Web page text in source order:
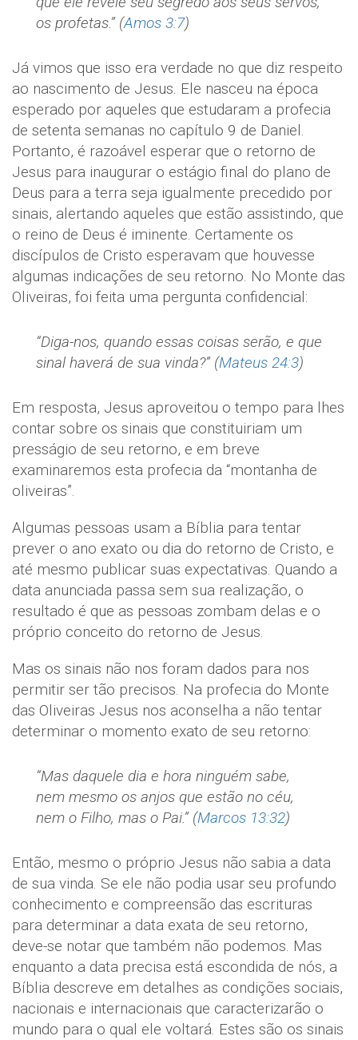
os profetas.” (Amos 3:7)
Já vimos que isso era verdade no que diz respeito
ao nascimento de Jesus. Ele nasceu na época
esperado por aqueles que estudaram a profecia
de setenta semanas no capítulo 9 de Daniel.
Portanto, é razoável esperar que o retorno de
Jesus para inaugurar o estágio final do plano de
Deus para a terra seja igualmente precedido por
sinais, alertando aqueles que estão assistindo, que
o reino de Deus é iminente. Certamente os
discípulos de Cristo esperavam que houvesse
algumas indicações de seu retorno. No Monte das
Oliveiras, foi feita uma pergunta confidencial:
“Diga-nos, quando essas coisas serão, e que
sinal haverá de sua vinda?” (Mateus 24:3)
Em resposta, Jesus aproveitou o tempo para lhes
contar sobre os sinais que constituiriam um
presságio de seu retorno, e em breve
examinaremos esta profecia da “montanha de
oliveiras”.
Algumas pessoas usam a Bíblia para tentar
prever o ano exato ou dia do retorno de Cristo, e
até mesmo publicar suas expectativas. Quando a
data anunciada passa sem sua realização, o
resultado é que as pessoas zombam delas e o
próprio conceito do retorno de Jesus.
Mas os sinais não nos foram dados para nos
permitir ser tão precisos. Na profecia do Monte
das Oliveiras Jesus nos aconselha a não tentar
determinar o momento exato de seu retorno:
“Mas daquele dia e hora ninguém sabe,
nem mesmo os anjos que estão no céu,
nem o Filho, mas o Pai.” (Marcos 13:32)
Então, mesmo o próprio Jesus não sabia a data
de sua vinda. Se ele não podia usar seu profundo
conhecimento e compreensão das escrituras
para determinar a data exata de seu retorno,
deve-se notar que também não podemos. Mas
enquanto a data precisa está escondida de nós, a
Bíblia descreve em detalhes as condições sociais,
nacionais e internacionais que caracterizarão o
mundo para o qual ele voltará. Estes são os sinais